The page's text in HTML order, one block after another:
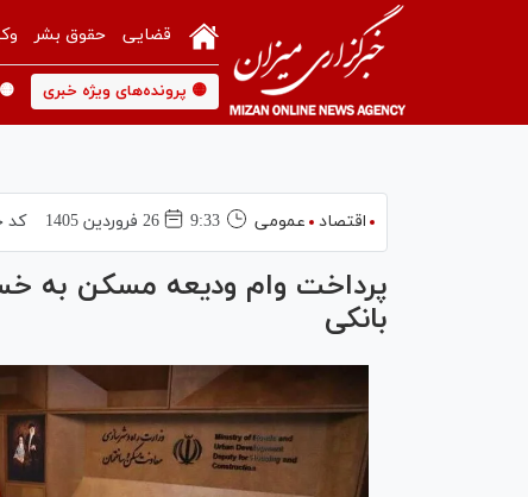
قضایی حقوق بشر
🟡 پرونده‌های ویژه خبری
اقتصاد عمومی 9:33 26 فروردين 1405 کد
پرداخت وام ودیعه مسکن به
بانکی